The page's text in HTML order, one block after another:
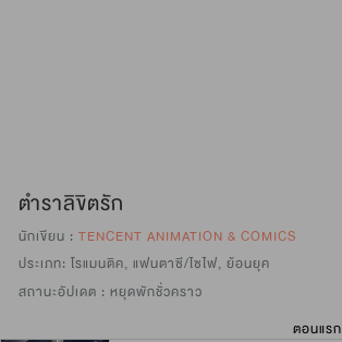
ตำราลิขิตรัก
นักเขียน : TENCENT ANIMATION & COMICS
ประเภท: โรแมนติค, แฟนตาซี/ไซไฟ, ย้อนยุค
สถานะอัปเดต : หยุดพักชั่วคราว
ตอนแรก